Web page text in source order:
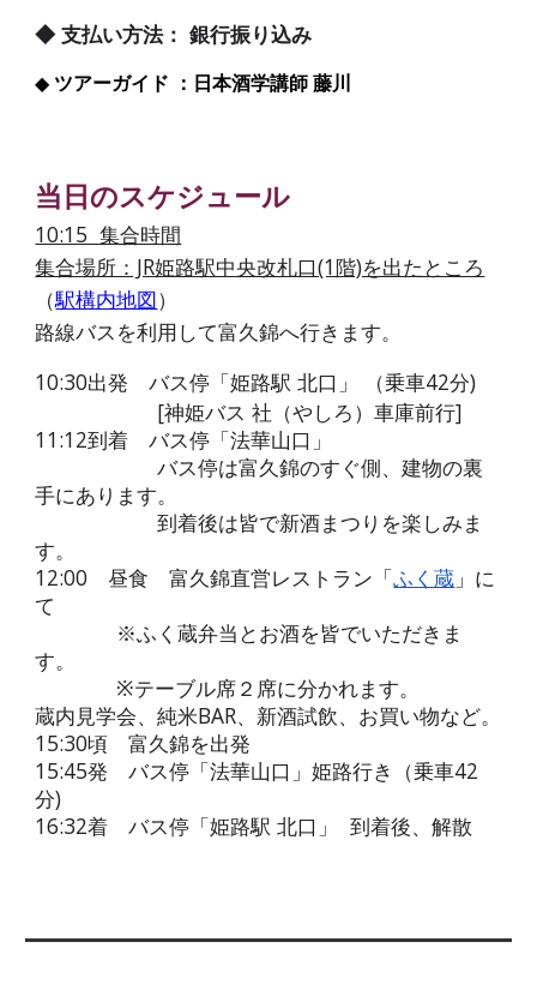
◆ 支払い方法： 銀行振り込み
◆ ツアーガイド ：日本酒学講師 藤川
当日のスケジュール
10:15 集合時間
集合場所：JR姫路駅中央改札口(1階)を出たところ
（駅構内地図）
路線バスを利用して富久錦へ行きます。
10:30出発
バス停「姫路駅 北口」 （乗車42分)
[神姫バス 社（やしろ）車庫前行]
11:12到着
バス停「法華山口」
バス停は富久錦のすぐ側、建物の裏
手にあります。
到着後は皆で新酒まつりを楽しみま
す。
12:00
昼食 富久錦直営レストラン「ふく蔵 」に
て
※ふく蔵弁当とお酒を皆でいただきま
す。
※テーブル席２席に分かれます。
蔵内見学会、純米BAR、 新酒試飲、お買い物など。
15:30頃
富久錦を出発
15:45発
バス停「法華山口」姫路行き（乗車42
分)
16:32着
バス停「姫路駅 北口 」 到着後、解散